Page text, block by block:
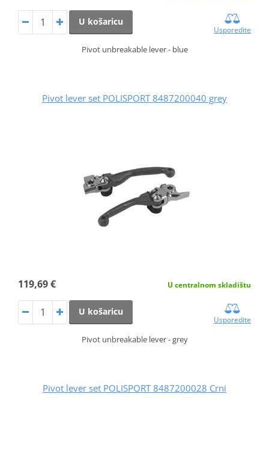
U košaricu
Usporedite
Pivot unbreakable lever - blue
Pivot lever set POLISPORT 8487200040 grey
119,69 € U centralnom skladištu
U košaricu
Usporedite
Pivot unbreakable lever - grey
Pivot lever set POLISPORT 8487200028 Crni